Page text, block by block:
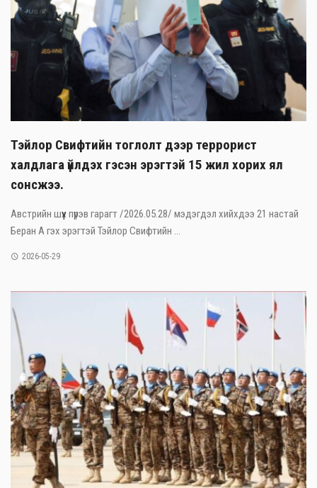
Тэйлор Свифтийн тоглолт дээр террорист
халдлага үйлдэх гэсэн эрэгтэй 15 жил хорих ял
сонсжээ.
Австрийн шүүх пүрэв гарагт /2026.05.28/ мэдэгдэл хийхдээ 21 настай
Беран А гэх эрэгтэй Тэйлор Свифтийн ...
2026-05-29